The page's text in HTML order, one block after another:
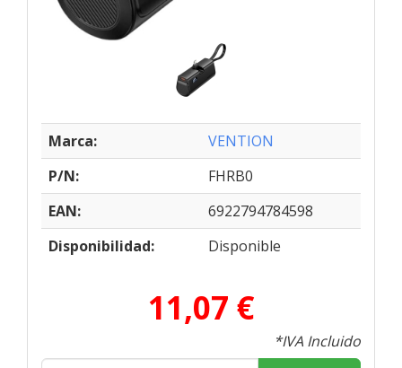
Marca:
VENTION
P/N:
FHRB0
EAN:
6922794784598
Disponibilidad:
Disponible
11,07 €
*IVA Incluido